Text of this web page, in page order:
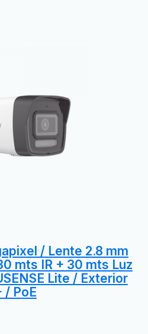
/ Lente 2.8 mm
mts IR + 30 mts Luz
Lite / Exterior
/ PoE